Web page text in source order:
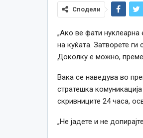
Сподели
„Ако ве фати нуклеарна
на куќата. Затворете ги
Доколку е можно,
Вака се наведува во
стратешка
скривниците 24 часа,
„Не јадете и не